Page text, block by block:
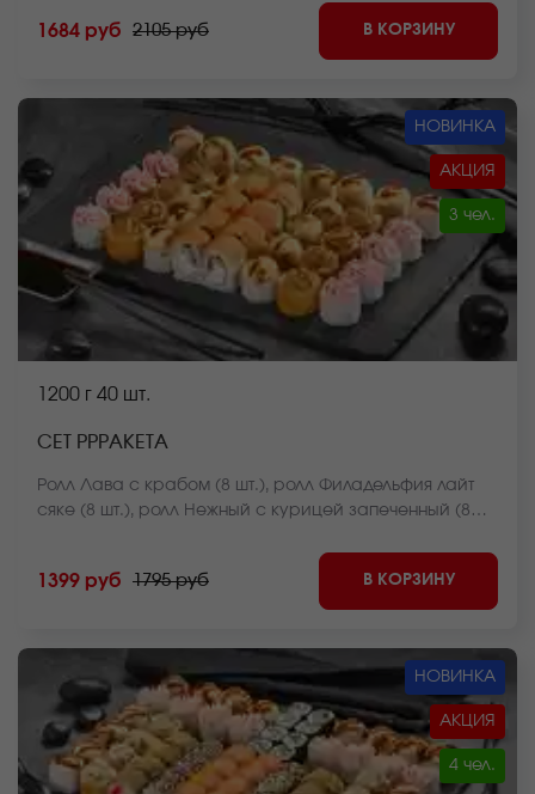
темпура (8 шт.). *Внешний вид блюда может
отличаться от фото на сайте.
1684 руб 2105 руб В КОРЗИНУ
НОВИНКА
АКЦИЯ
3 чел.
1200 г 40 шт.
СЕТ РРРАКЕТА
Ролл Лава с крабом (8 шт.), ролл Филадельфия лайт
сяке (8 шт.), ролл Нежный с курицей запеченный (8
запеченный (8 шт.) *Внешний вид блюда может
отличаться от фото на сайте.
1399 руб 1795 руб В КОРЗИНУ
НОВИНКА
АКЦИЯ
4 чел.